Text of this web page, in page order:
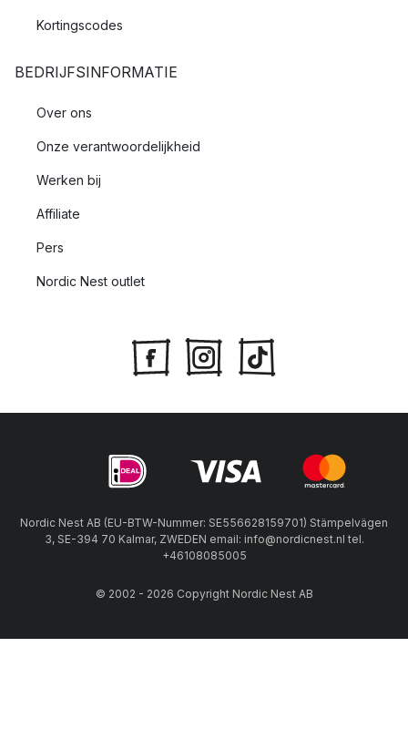
Kortingscodes
BEDRIJFSINFORMATIE
Over ons
Onze verantwoordelijkheid
Werken bij
Affiliate
Pers
Nordic Nest outlet
Nordic Nest AB (EU-BTW-Nummer: SE556628159701) Stämpelvägen
3, SE-394 70 Kalmar, ZWEDEN email: info@nordicnest.nl tel.
+46108085005
© 2002 - 2026 Copyright Nordic Nest AB